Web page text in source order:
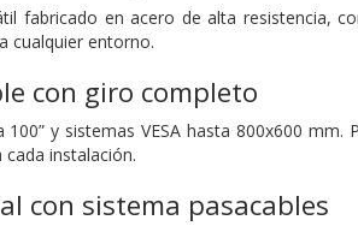
fabricado en acero de alta resistencia,
cualquier entorno.
con giro completo
y sistemas VESA hasta 800x600
instalación.
con sistema pasacables